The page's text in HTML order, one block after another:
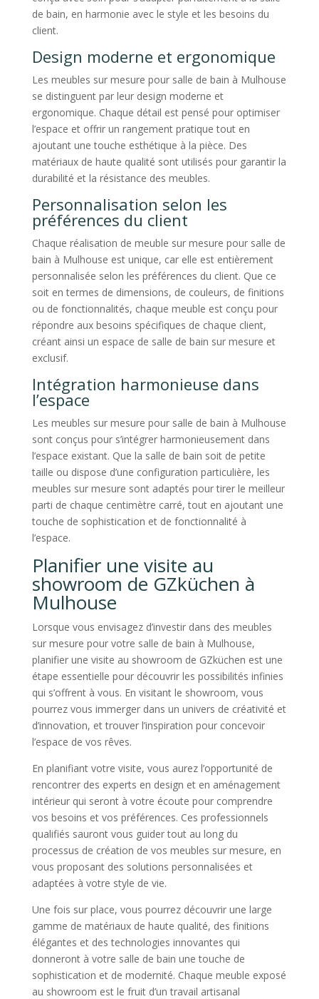
de bain, en harmonie avec le style et les besoins du
client.
Design moderne et ergonomique
Les meubles sur mesure pour salle de bain à Mulhouse
se distinguent par leur design moderne et
ergonomique. Chaque détail est pensé pour optimiser
l’espace et offrir un rangement pratique tout en
ajoutant une touche esthétique à la pièce. Des
matériaux de haute qualité sont utilisés pour garantir la
durabilité et la résistance des meubles.
Personnalisation selon les
préférences du client
Chaque réalisation de meuble sur mesure pour salle de
bain à Mulhouse est unique, car elle est entièrement
personnalisée selon les préférences du client. Que ce
soit en termes de dimensions, de couleurs, de finitions
ou de fonctionnalités, chaque meuble est conçu pour
répondre aux besoins spécifiques de chaque client,
créant ainsi un espace de salle de bain sur mesure et
exclusif.
Intégration harmonieuse dans
l’espace
Les meubles sur mesure pour salle de bain à Mulhouse
sont conçus pour s’intégrer harmonieusement dans
l’espace existant. Que la salle de bain soit de petite
taille ou dispose d’une configuration particulière, les
meubles sur mesure sont adaptés pour tirer le meilleur
parti de chaque centimètre carré, tout en ajoutant une
touche de sophistication et de fonctionnalité à
l’espace.
Planifier une visite au
showroom de GZküchen à
Mulhouse
Lorsque vous envisagez d’investir dans des meubles
sur mesure pour votre salle de bain à Mulhouse,
planifier une visite au showroom de GZküchen est une
étape essentielle pour découvrir les possibilités infinies
qui s’offrent à vous. En visitant le showroom, vous
pourrez vous immerger dans un univers de créativité et
d’innovation, et trouver l’inspiration pour concevoir
l’espace de vos rêves.
En planifiant votre visite, vous aurez l’opportunité de
rencontrer des experts en design et en aménagement
intérieur qui seront à votre écoute pour comprendre
vos besoins et vos préférences. Ces professionnels
qualifiés sauront vous guider tout au long du
processus de création de vos meubles sur mesure, en
vous proposant des solutions personnalisées et
adaptées à votre style de vie.
Une fois sur place, vous pourrez découvrir une large
gamme de matériaux de haute qualité, des finitions
élégantes et des technologies innovantes qui
donneront à votre salle de bain une touche de
sophistication et de modernité. Chaque meuble exposé
au showroom est le fruit d’un travail artisanal